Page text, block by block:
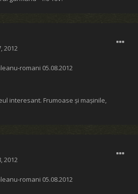
2012
romani 05.08.2012
interesant. Frumoase şi maşinile,
2012
romani 05.08.2012